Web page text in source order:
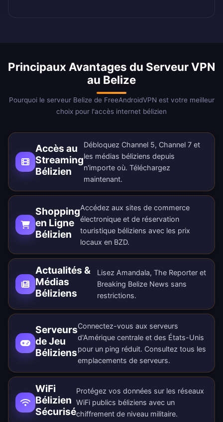
Principaux Avantages du Serveur VPN
au Belize
Pourquoi le serveur Belize de FreeAndroidVPN est votre meilleur
choix pour l'accès internet bélizien
Accès au
Streaming
Bélizien
Débloquez Channel 5, Channel 7 et
les médias béliziens depuis
n'importe où. Téléchargez
maintenant.
Shopping
en Ligne
Bélizien
Accédez aux sites de commerce
électronique et de réservation
touristique béliziens avec les prix
locaux en BZD.
Actualités &
Médias
Béliziens
Lisez Amandala, The Reporter et
Breaking Belize News sans
restrictions.
Serveurs
de Jeu
Béliziens
Connectez-vous aux serveurs
d'Amérique centrale et des États-Unis
pour un ping réduit. Consultez tous les
emplacements de serveurs.
WiFi
Bélizien
Sécurisé
Protégez vos données sur les réseaux
WiFi publics béliziens avec un
chiffrement de niveau militaire.